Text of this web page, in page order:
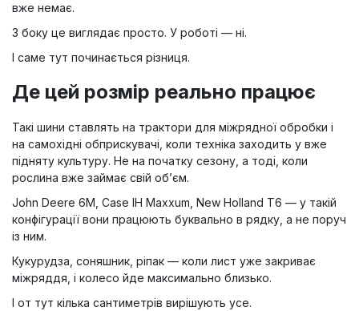
вже немає.
З боку це виглядає просто. У роботі — ні.
І саме тут починається різниця.
Де цей розмір реально працює
Такі шини ставлять на трактори для міжрядної обробки і
на самохідні обприскувачі, коли техніка заходить у вже
підняту культуру. Не на початку сезону, а тоді, коли
рослина вже займає свій об’єм.
John Deere 6M, Case IH Maxxum, New Holland T6 — у такій
конфігурації вони працюють буквально в рядку, а не поруч
із ним.
Кукурудза, соняшник, ріпак — коли лист уже закриває
міжряддя, і колесо йде максимально близько.
І от тут кілька сантиметрів вирішують усе.